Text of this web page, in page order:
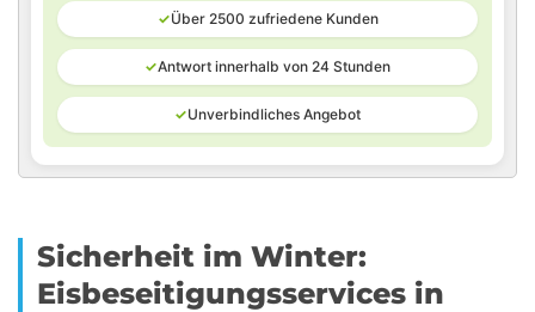
✓Über 2500 zufriedene Kunden
✓Antwort innerhalb von 24 Stunden
✓Unverbindliches Angebot
Sicherheit im Winter:
Eisbeseitigungsservices in